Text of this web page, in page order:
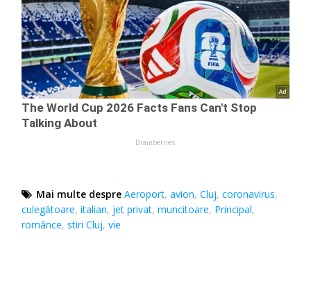
Mai multe despre Aeroport,avion,Cluj,coronavirus,
culegătoare,italian, jet privat,muncitoare, Principal,
românce,stiri Cluj,vie